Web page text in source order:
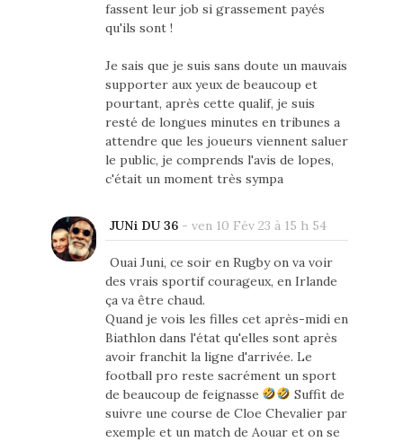
fassent leur job si grassement payés
qu'ils sont !
Je sais que je suis sans doute un mauvais
supporter aux yeux de beaucoup et
pourtant, après cette qualif, je suis
resté de longues minutes en tribunes a
attendre que les joueurs viennent saluer
le public, je comprends l'avis de lopes,
c'était un moment très sympa
JUNi DU 36- ven 10 Fév 23 à 15 h 54
Ouai Juni, ce soir en Rugby on va voir
des vrais sportif courageux, en Irlande
ça va être chaud.
Quand je vois les filles cet après-midi en
Biathlon dans l'état qu'elles sont après
avoir franchit la ligne d'arrivée. Le
football pro reste sacrément un sport
de beaucoup de feignasse
Suffit de
suivre une course de Cloe Chevalier par
exemple et un match de Aouar et on se